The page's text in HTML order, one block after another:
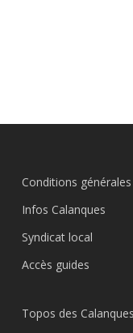
Conditions
Infos Calanques
Syndicat local
Accès guides
Topos des Calanques